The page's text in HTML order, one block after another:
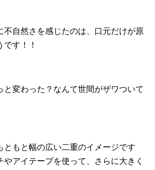
不自然さを感じたのは、口元だけが原
す！！
と変わった？なんて世間がザワついて
ともと幅の広い二重のイメージです
やアイテープを使って、さらに大きく